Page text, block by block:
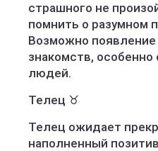
страшного не
помнить о разумном
Возможно
знакомств, особенно
людей.
Телец ♉️
Телец ожидает
наполненный